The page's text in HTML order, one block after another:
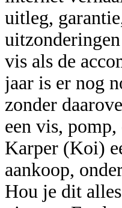
uitleg,
vis als de
jaar is er nog
zonder
een vis,
Karper (Koi)
aankoop,
Hou je dit